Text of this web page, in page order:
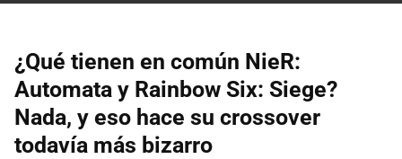
¿Qué tienen en común NieR:
Automata y Rainbow Six: Siege?
Nada, y eso hace su crossover
todavía más bizarro